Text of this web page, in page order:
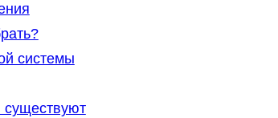
системы